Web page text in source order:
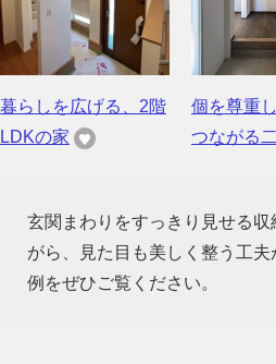
暮らしを広げる、2階
LDKの家
個を尊重
つながる
玄関まわりをすっきり見せる
がら、見た目も美しく整う工
例をぜひご覧ください。